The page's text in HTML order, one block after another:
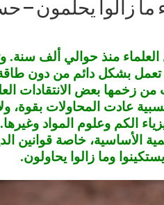
ما زالوا يحلمون –
منذ حوالي ألف سنة.
تعمل بشكل دائم من دون
زخمها بعض الانتقادات
عادت المحاولات بقوة،
الكم وعلوم المواد
الأساسية، خاصة قوانين
وما زالوا يحاولون.